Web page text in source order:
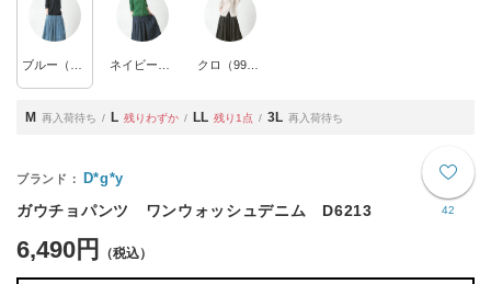
M 再入荷待ち L 残りわずか LL 残り1点 3L 再入荷待ち
42
D*g*y
ガウチョパンツ ワンウォッシュデニム D6213
6,490円